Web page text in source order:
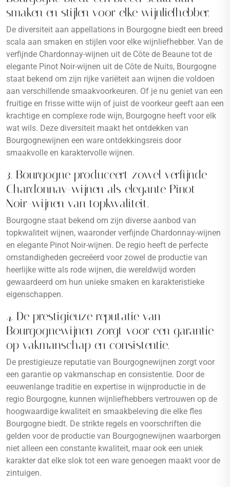
smaken en stijlen voor elke wijnliefhebber.
De diversiteit aan appellations in Bourgogne biedt een breed
scala aan smaken en stijlen voor elke wijnliefhebber. Van de
verfijnde Chardonnay-wijnen uit de Côte de Beaune tot de
elegante Pinot Noir-wijnen uit de Côte de Nuits, Bourgogne
staat bekend om zijn rijke variëteit aan wijnen die voldoen
aan verschillende smaakvoorkeuren. Of je nu geniet van een
fruitige en frisse witte wijn of juist de voorkeur geeft aan een
krachtige en complexe rode wijn, Bourgogne heeft voor elk
wat wils. Deze diversiteit maakt het ontdekken van
Bourgognewijnen een ware ontdekkingsreis door
smaakvolle en karaktervolle wijnen.
3. Bourgogne produceert zowel verfijnde
Chardonnay-wijnen als elegante Pinot
Noir-wijnen van topkwaliteit.
Bourgogne staat bekend om zijn diverse aanbod van
topkwaliteit wijnen, waaronder verfijnde Chardonnay-wijnen
en elegante Pinot Noir-wijnen. De regio heeft de perfecte
omstandigheden gecreëerd voor zowel de productie van
heerlijke witte als rode wijnen, die wereldwijd worden
gewaardeerd om hun unieke smaken en karakteristieke
eigenschappen.
4. De prestigieuze reputatie van
Bourgognewijnen zorgt voor een garantie
op vakmanschap en consistentie.
De prestigieuze reputatie van Bourgognewijnen zorgt voor
een garantie op vakmanschap en consistentie. Door de
eeuwenlange traditie en expertise in wijnproductie in de
regio Bourgogne, kunnen wijnliefhebbers vertrouwen op de
hoogwaardige kwaliteit en smaakbeleving die elke fles
Bourgogne biedt. De strikte regels en voorschriften die
gelden voor de productie van Bourgognewijnen waarborgen
niet alleen een constante kwaliteit, maar ook een uniek
karakter dat elke slok tot een ware genoegen maakt voor de
zintuigen.